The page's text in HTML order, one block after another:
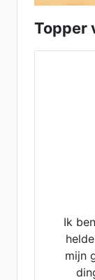
Topper
Ik
mijn